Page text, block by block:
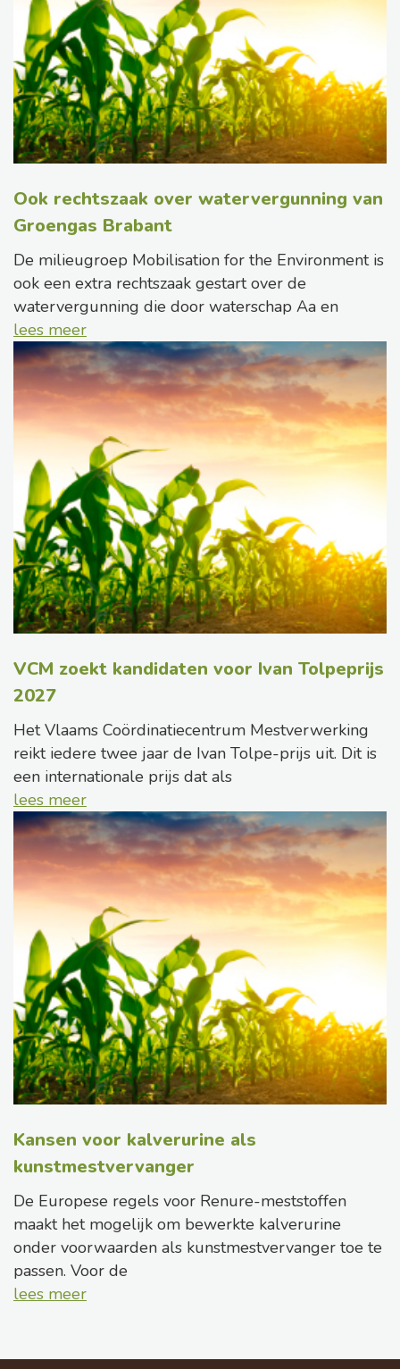
Ook rechtszaak over watervergunning van
Groengas Brabant
De milieugroep Mobilisation for the Environment is
ook een extra rechtszaak gestart over de
watervergunning die door waterschap Aa en
lees meer
VCM zoekt kandidaten voor Ivan Tolpeprijs
2027
Het Vlaams Coördinatiecentrum Mestverwerking
reikt iedere twee jaar de Ivan Tolpe-prijs uit. Dit is
een internationale prijs dat als
lees meer
Kansen voor kalverurine als
kunstmestvervanger
De Europese regels voor Renure-meststoffen
maakt het mogelijk om bewerkte kalverurine
onder voorwaarden als kunstmestvervanger toe te
passen. Voor de
lees meer